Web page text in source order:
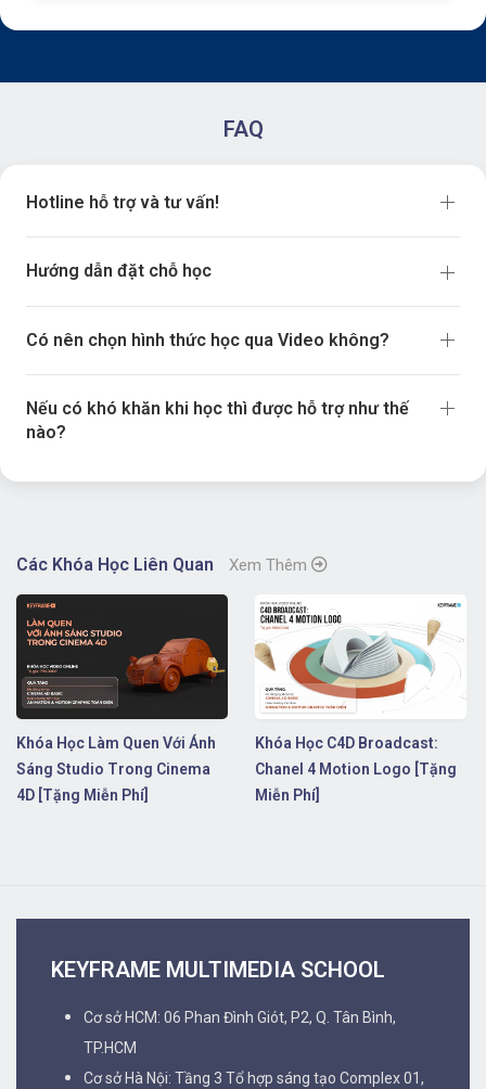
FAQ
Hotline hỗ trợ và tư vấn!
Hướng dẫn đặt chỗ học
Có nên chọn hình thức học qua Video không?
Nếu có khó khăn khi học thì được hỗ trợ như thế
nào?
Các Khóa Học Liên Quan Xem Thêm
Khóa Học Làm Quen Với Ánh
Sáng Studio Trong Cinema
4D [Tặng Miễn Phí]
Khóa Học C4D Broadcast:
Chanel 4 Motion Logo [Tặng
Miễn Phí]
KEYFRAME MULTIMEDIA SCHOOL
Cơ sở HCM: 06 Phan Đình Giót, P2, Q. Tân Bình,
TP.HCM
Cơ sở Hà Nội: Tầng 3 Tổ hợp sáng tạo Complex 01,